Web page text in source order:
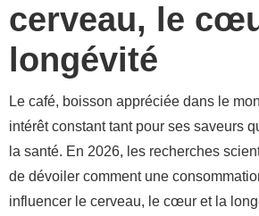
cerveau, le
longévité
Le café, boisson appréciée dans le
intérêt constant tant pour ses saveurs
la santé. En 2026, les recherches
de dévoiler comment une
influencer le cerveau, le cœur et la